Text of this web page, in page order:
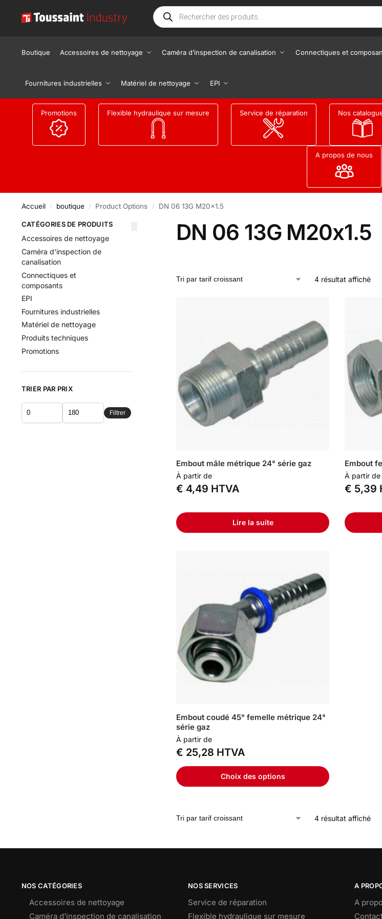
Boutique Accessoires de nettoyage Caméra d’inspection de canalisation Connectiques et
Fournitures industrielles Matériel de nettoyage EPI
Promotions Flexible hydraulique sur mesure Service de réparation Nos
A propos de nous
Accueil / boutique / Product Options / DN 06 13G M20x1.5
DN 06 13G M20x1.5
4 résultat affiché
Embout mâle métrique 24° série gaz
À partir de
€ 4,49 HTVA
Lire la suite
Embout
À partir de
€ 5,39
Embout coudé 45° femelle métrique 24°
série gaz
À partir de
€ 25,28 HTVA
Choix des options
4 résultat affiché
CATÉGORIES DE PRODUITS
Accessoires de nettoyage
Caméra d'inspection de
canalisation
Connectiques et
composants
EPI
Fournitures industrielles
Matériel de nettoyage
Produits techniques
Promotions
TRIER PAR PRIX
Filtrer
NOS CATÉGORIES
Accessoires de nettoyage
Caméra d’inspection de canalisation
NOS SERVICES
Service de réparation
Flexible hydraulique sur mesure
A
A